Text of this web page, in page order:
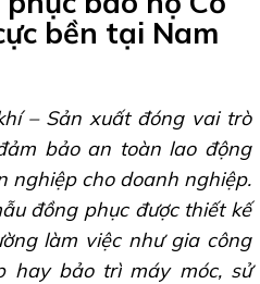
bền tại Nam
– Sản xuất đóng vai trò
bảo an toàn lao động
nghiệp cho doanh nghiệp.
đồng phục được thiết kế
làm việc như gia công
hay bảo trì máy móc, sử